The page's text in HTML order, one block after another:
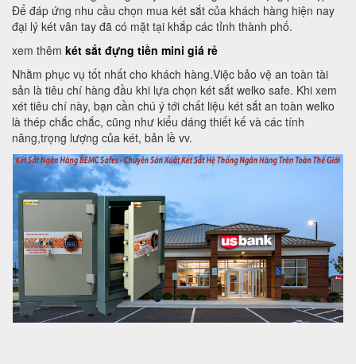
Để đáp ứng nhu cầu chọn mua két sắt của khách hàng hiện nay
đại lý két vân tay đã có mặt tại khắp các tỉnh thành phố.
xem thêm két sắt đựng tiền mini giá rẻ
Nhằm phục vụ tốt nhất cho khách hàng.Việc bảo vệ an toàn tài
sản là tiêu chí hàng đầu khi lựa chọn két sắt welko safe. Khi xem
xét tiêu chí này, bạn cần chú ý tới chất liệu két sắt an toàn welko
là thép chắc chắc, cũng như kiểu dáng thiết kế và các tính
năng,trọng lượng của két, bản lề vv.